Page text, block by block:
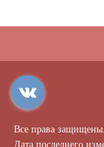
Все права защищены.
Дата последнего